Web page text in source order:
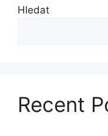
Hledat
Recent